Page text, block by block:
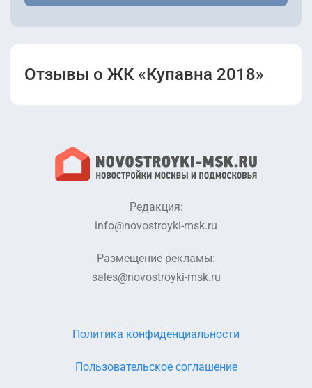
Отзывы о ЖК «Купавна 2018»
Редакция:
info@novostroyki-msk.ru
Размещение рекламы:
sales@novostroyki-msk.ru
Пользовательское соглашение
Политика конфиденциальности